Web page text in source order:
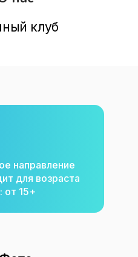
клуб
направление
для возраста
от 15+